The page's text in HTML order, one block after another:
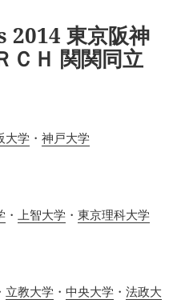
東京阪神
ＣＨ 関関同立
大学 ・神戸大学
・ 上智大学 ・東京理科大学
立教大学 ・中央大学 ・法政大